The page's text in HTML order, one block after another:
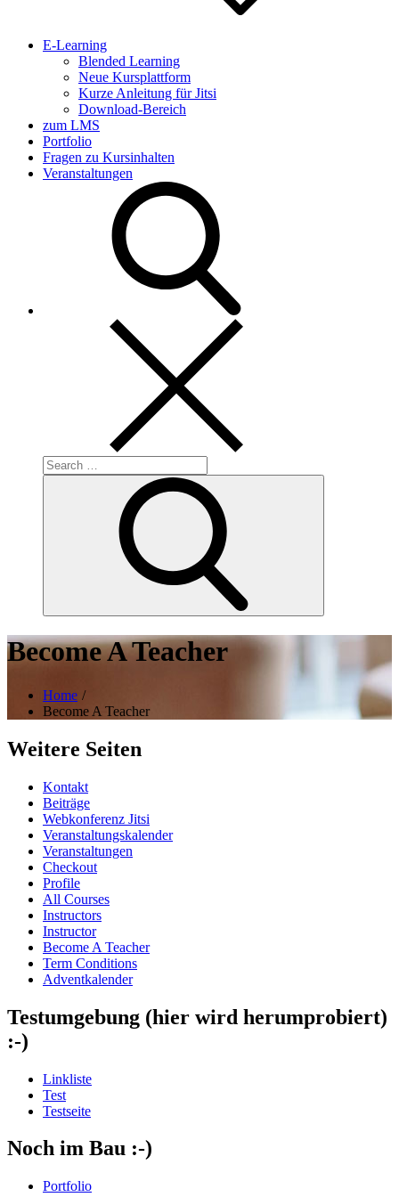
E-Learning
Blended Learning
Neue Kursplattform
Kurze Anleitung für Jitsi
Download-Bereich
zum LMS
Portfolio
Fragen zu Kursinhalten
Veranstaltungen
Search
for:
Become A Teacher
Home
Become A Teacher
Weitere Seiten
Kontakt
Beiträge
Webkonferenz Jitsi
Veranstaltungskalender
Veranstaltungen
Checkout
Profile
All Courses
Instructors
Instructor
Become A Teacher
Term Conditions
Adventkalender
Testumgebung (hier wird herumprobiert)
:-)
Linkliste
Test
Testseite
Noch im Bau :-)
Portfolio